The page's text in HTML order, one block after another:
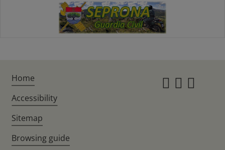
Home
Accessibility
Sitemap
Browsing guide